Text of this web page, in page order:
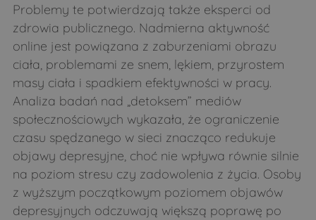
Problemy te potwierdzają także eksperci od
zdrowia publicznego. Nadmierna aktywność
online jest powiązana z zaburzeniami obrazu
ciała, problemami ze snem, lękiem, przyrostem
masy ciała i spadkiem efektywności w pracy.
Analiza badań nad „detoksem” mediów
społecznościowych wykazała, że ograniczenie
czasu spędzanego w sieci znacząco redukuje
objawy depresyjne, choć nie wpływa równie silnie
na poziom stresu czy zadowolenia z życia. Osoby
z wyższym początkowym poziomem objawów
depresyjnych odczuwają większą poprawę po